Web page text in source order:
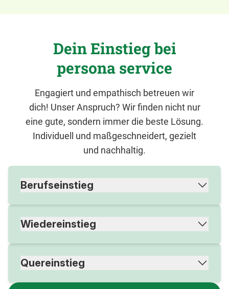
Dein Einstieg bei
persona service
Engagiert und empathisch betreuen wir
dich! Unser Anspruch? Wir finden nicht nur
eine gute, sondern immer die beste Lösung.
Individuell und maßgeschneidert, gezielt
und nachhaltig.
Berufseinstieg
Wiedereinstieg
Quereinstieg